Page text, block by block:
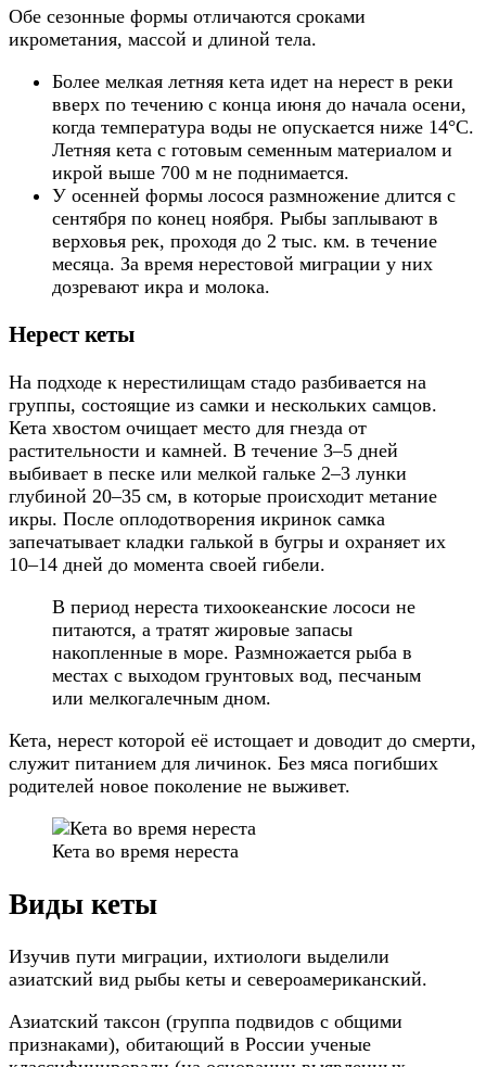
Обе сезонные формы отличаются сроками
икрометания, массой и длиной тела.
Более мелкая летняя кета идет на нерест в реки
вверх по течению с конца июня до начала осени,
когда температура воды не опускается ниже 14°C.
Летняя кета с готовым семенным материалом и
икрой выше 700 м не поднимается.
У осенней формы лосося размножение длится с
сентября по конец ноября. Рыбы заплывают в
верховья рек, проходя до 2 тыс. км. в течение
месяца. За время нерестовой миграции у них
дозревают икра и молока.
Нерест кеты
На подходе к нерестилищам стадо разбивается на
группы, состоящие из самки и нескольких самцов.
Кета хвостом очищает место для гнезда от
растительности и камней. В течение 3–5 дней
выбивает в песке или мелкой гальке 2–3 лунки
глубиной 20–35 см, в которые происходит метание
икры. После оплодотворения икринок самка
запечатывает кладки галькой в бугры и охраняет их
10–14 дней до момента своей гибели.
В период нереста тихоокеанские лососи не
питаются, а тратят жировые запасы
накопленные в море. Размножается рыба в
местах с выходом грунтовых вод, песчаным
или мелкогалечным дном.
Кета, нерест которой её истощает и доводит до смерти,
служит питанием для личинок. Без мяса погибших
родителей новое поколение не выживет.
Кета во время нереста
Виды кеты
Изучив пути миграции, ихтиологи выделили
азиатский вид рыбы кеты и североамериканский.
Азиатский таксон (группа подвидов с общими
признаками), обитающий в России ученые